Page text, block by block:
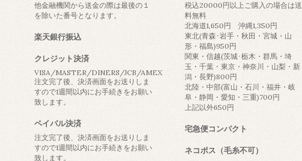
他金融機関から送金の際は最後の１
を除いた番号となります。
楽天銀行振込
クレジット決済
VISA/MASTER/DINERS/JCB/AMEX
注文完了後、決済画面をお送りしま
すので1週間以内にお手続きをお願い
致します。
ペイパル決済
注文完了後、決済画面をお送りしま
すので1週間以内にお手続きをお願い
致します。
税込20000円以上ご購入の場合は送
料無料
北海道1,650円 沖縄1,350円
東北(青森･岩手・秋田・宮城・山
形・福島)950円
関東・信越(茨城･栃木・群馬・埼
玉・千葉・東京・神奈川・山梨・新
潟・長野)800円
北陸・中部(富山・石川・福井・岐
阜・静岡・愛知・三重)700円
上記以外650円
宅急便コンパクト
ネコポス（毛糸不可）